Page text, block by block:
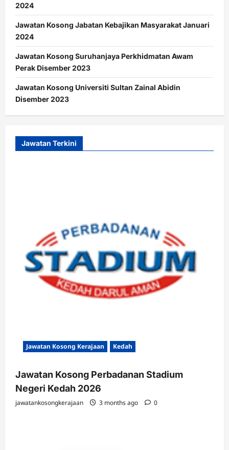
2024
Jawatan Kosong Jabatan Kebajikan Masyarakat Januari
2024
Jawatan Kosong Suruhanjaya Perkhidmatan Awam
Perak Disember 2023
Jawatan Kosong Universiti Sultan Zainal Abidin
Disember 2023
Jawatan Terkini
Jawatan Kosong Kerajaan Kedah
Jawatan Kosong Perbadanan Stadium
Negeri Kedah 2026
jawatankosongkerajaan 3 months ago 0